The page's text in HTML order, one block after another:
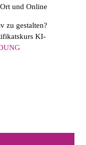
und Online
zu gestalten?
KI-